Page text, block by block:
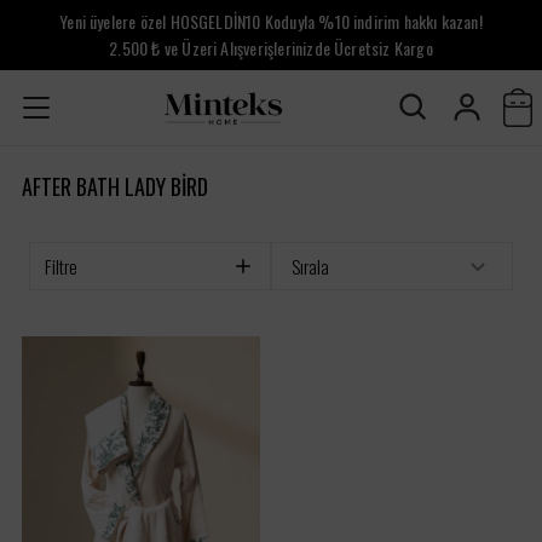
Yeni üyelere özel HOSGELDİN10 Koduyla %10 indirim hakkı kazan!
2.500 ₺ ve Üzeri Alışverişlerinizde Ücretsiz Kargo
AFTER BATH LADY BIRD
Filtre Sırala